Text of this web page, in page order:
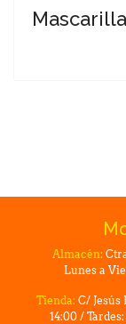
Almacén:
Lunes a
Tienda: C/ Jesús
14:00 /